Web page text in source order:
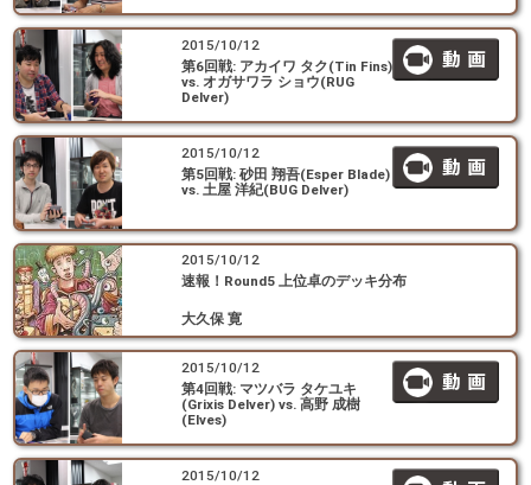
2015/10/12
第6回戦: アカイワ タク(Tin Fins)
vs. オガサワラ ショウ(RUG
Delver)
2015/10/12
第5回戦: 砂田 翔吾(Esper Blade)
vs. 土屋 洋紀(BUG Delver)
2015/10/12
速報！Round5 上位卓のデッキ分布
大久保 寛
2015/10/12
第4回戦: マツバラ タケユキ
(Grixis Delver) vs. 高野 成樹
(Elves)
2015/10/12